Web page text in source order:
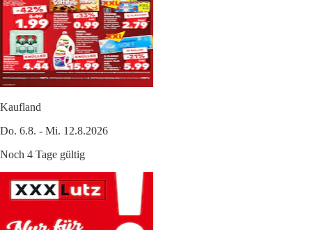
Kaufland
Do. 6.8. - Mi. 12.8.2026
Noch 4 Tage gültig